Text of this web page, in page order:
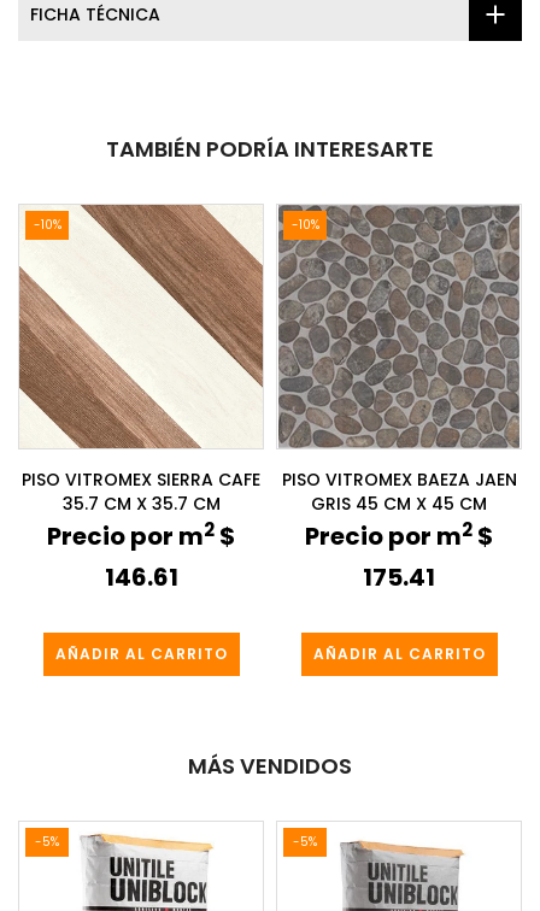
FICHA TÉCNICA
TAMBIÉN PODRÍA INTERESARTE
-10%
PISO VITROMEX SIERRA CAFE
35.7 CM X 35.7 CM
Precio por m2 $
146.61
AÑADIR AL CARRITO
-10%
PISO VITROMEX BAEZA JAEN
GRIS 45 CM X 45 CM
Precio por m2 $
175.41
AÑADIR AL CARRITO
MÁS VENDIDOS
-5% -5%